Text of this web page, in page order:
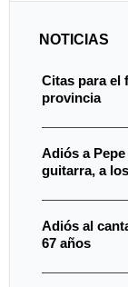
NOTICIAS
Citas para el
provincia
Adiós a
guitarra, a
Adiós al
67 años